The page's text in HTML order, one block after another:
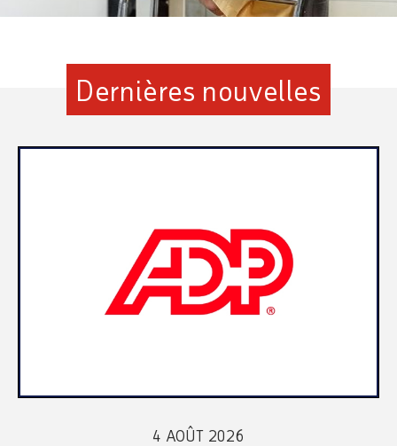
Dernières nouvelles
4 AOÛT 2026